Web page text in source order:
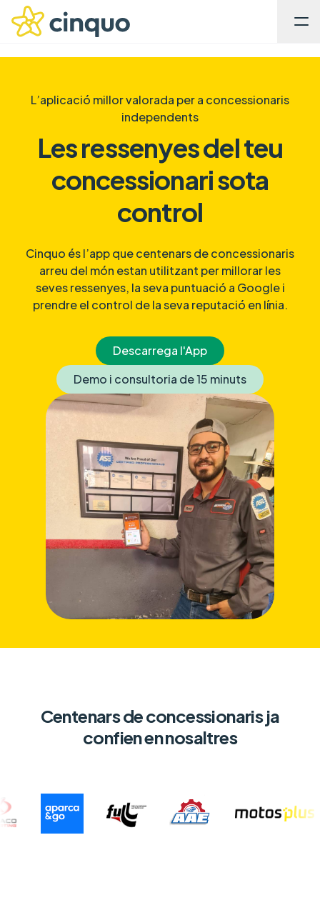
L’aplicació millor valorada per a concessionaris
independents
Les ressenyes del teu
concessionari sota
control
Cinquo és l’app que centenars de concessionaris
arreu del món estan utilitzant per millorar les
seves ressenyes, la seva puntuació a Google i
prendre el control de la seva reputació en línia.
Descarrega l'App
Demo i consultoria de 15 minuts
Centenars de concessionaris ja
confien en nosaltres